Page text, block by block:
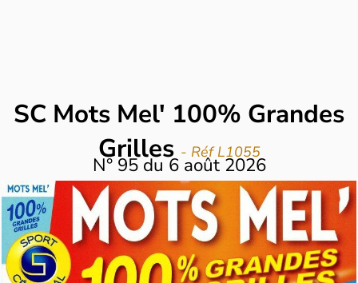
SC Mots Mel' 100% Grandes
Grilles - Réf L1055
N°95du6 août 2026